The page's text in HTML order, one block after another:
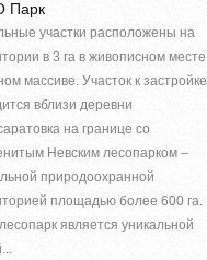
Парк
участки расположены на
в 3 га в живописном месте
массиве. Участок к застройке
вблизи деревни
на границе со
Невским лесопарком –
природоохранной
площадью более 600 га.
является уникальной